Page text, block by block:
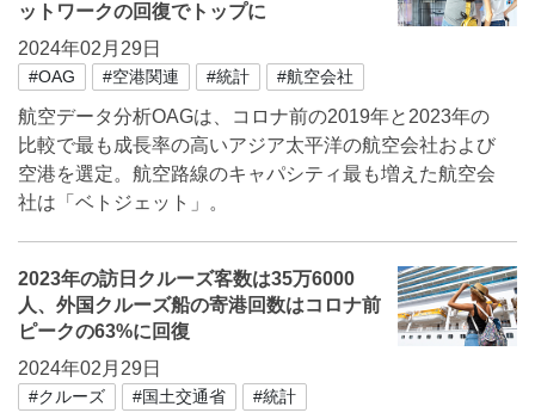
ットワークの回復でトップに
2024年02月29日
#OAG #空港関連 #統計 #航空会社
航空データ分析OAGは、コロナ前の2019年と2023年の
比較で最も成長率の高いアジア太平洋の航空会社および
空港を選定。航空路線のキャパシティ最も増えた航空会
社は「ベトジェット」。
2023年の訪日クルーズ客数は35万6000
人、外国クルーズ船の寄港回数はコロナ前
ピークの63%に回復
2024年02月29日
#クルーズ #国土交通省 #統計